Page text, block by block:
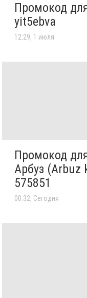
Промокод
yit5ebva
12:29, 1 июля
Промокод
Арбуз (Arbuz
575851
00:32, Сегодня